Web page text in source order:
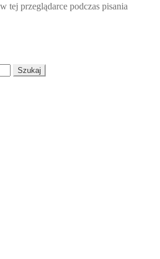
tej przeglądarce podczas pisania